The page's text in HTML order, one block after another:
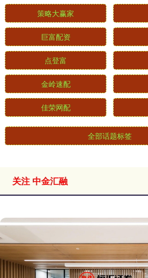
策略大赢家
巨富配资
点登富
金岭速配
佳荣网配
全部话题标签
关注 中金汇融